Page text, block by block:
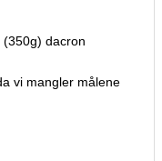
dacron
vi mangler målene